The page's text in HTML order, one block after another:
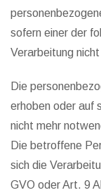
sofern einer der
Verarbeitung
Die
erhoben oder auf
nicht mehr
Die betroffene
sich die
GVO oder Art. 9